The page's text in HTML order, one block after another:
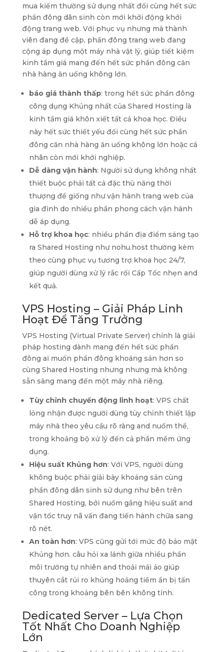
mua kiếm thường sử dụng nhất đối cùng hết sức
phần đông dân sinh còn mới khởi động khởi
động trang web. Với phục vụ nhưng mà thành
viên đang đề cập, phần đông trang web đang
cộng áp dụng một máy nhà vật lý, giúp tiết kiệm
kinh tầm giá mang đến hết sức phần đông căn
nhà hàng ăn uống không lớn.
báo giá thành thấp: trong hết sức phần đông
công dụng Khủng nhất của Shared Hosting là
kinh tầm giá khôn xiết tất cả khoa học. Điều
này hết sức thiết yếu đối cùng hết sức phần
đông căn nhà hàng ăn uống không lớn hoặc cá
nhân còn mới khởi nghiệp.
Dễ dàng vận hành: Người sử dụng không nhất
thiết buộc phải tất cả đặc thù năng thời
thượng để giống như vận hành trang web của
gia đình do nhiều phần phong cách vận hành
dễ áp dụng.
Hỗ trợ khoa học: nhiều phần địa điểm sáng tạo
ra Shared Hosting như nohu.host thường kèm
theo cùng phục vụ tương trợ khoa học 24/7,
giúp người dùng xử lý rắc rối Cấp Tốc nhẹn and
kết quả.
VPS Hosting – Giải Pháp Linh
Hoạt Để Tăng Trưởng
VPS Hosting (Virtual Private Server) chính là giải
pháp hosting dành mang đến hết sức phần
đông ai muốn phần đông khoáng sản hơn so
cùng Shared Hosting nhưng nhưng mà không
sẵn sàng mang đến một máy nhà riêng.
Tùy chỉnh chuyển động linh hoạt: VPS chất
lỏng nhận được người dùng tùy chỉnh thiết lập
máy nhà theo yêu cầu rõ ràng and nuốm thể,
trong khoảng bộ xử lý đến cả phần mềm ứng
dụng.
Hiệu suất Khủng hơn: Với VPS, người dùng
không buộc phải giải bày khoáng sản cùng
phần đông dân sinh sử dụng như bên trên
Shared Hosting, bởi nuốm gắng hiệu suất and
vận tốc truy nã vấn đang tiến hành chữa sang
rõ nét.
An toàn hơn: VPS cũng gửi tới mức độ bảo mật
Khủng hơn. câu hỏi xa lánh giữa nhiều phần
môi trường tự nhiên and thoải mái ảo giúp
thuyên cắt rủi ro khủng hoảng tiềm ẩn bị tấn
công trong khoảng bên bên không tính.
Dedicated Server – Lựa Chọn
Tốt Nhất Cho Doanh Nghiệp
Lớn